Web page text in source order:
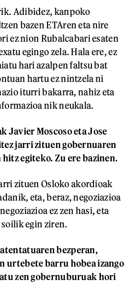
Adibidez, kanpoko
bazen ETAren eta nire
ez nion Rubalcabari esaten
egingo zela. Hala ere, ez
hari azalpen faltsu bat
hartu ez nintzela ni
iturri bakarra, nahiz eta
nik neukala.
Javier Moscoso eta Jose
jarri zituen gobernuaren
egiteko. Zu ere bazinen.
zituen Osloko akordioak
eta, beraz, negoziazioa
ez zen hasi, eta
egin ziren.
bezperan,
urtebete barru hobea izango
zen gobernuburuak hori